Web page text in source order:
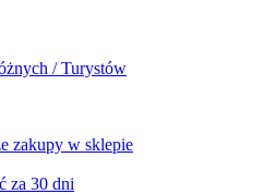
/ Turystów
zakupy w sklepie
za 30 dni